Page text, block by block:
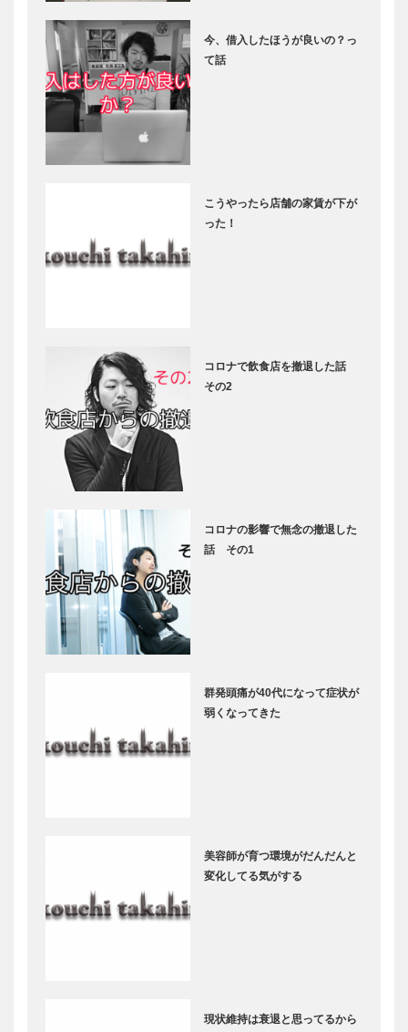
今、借入したほうが良いの？っ
て話
こうやったら店舗の家賃が下が
った！
コロナで飲食店を撤退した話
その2
コロナの影響で無念の撤退した
話 その1
群発頭痛が40代になって症状が
弱くなってきた
美容師が育つ環境がだんだんと
変化してる気がする
現状維持は衰退と思ってるから